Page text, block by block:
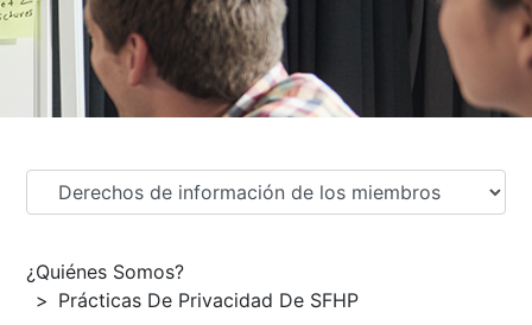
¿Quiénes Somos?
Prácticas De Privacidad De SFHP